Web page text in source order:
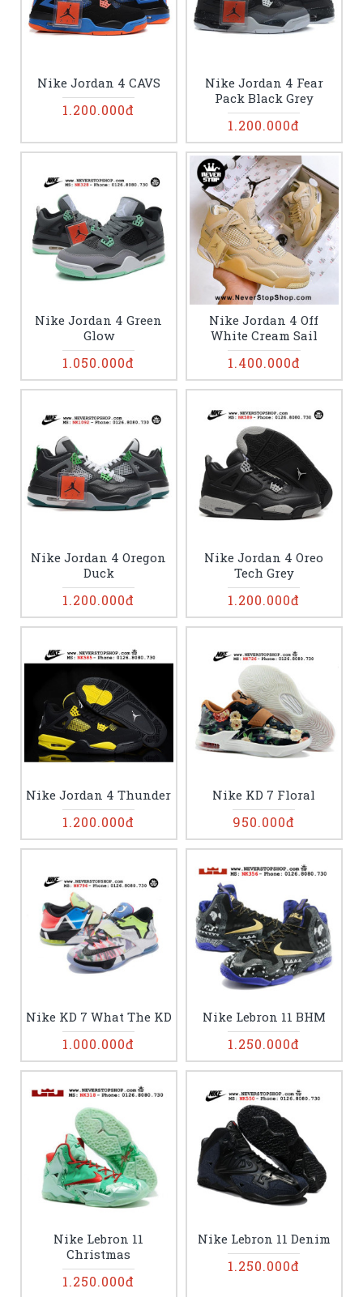
Nike Jordan 4 CAVS
1.200.000đ
Nike Jordan 4 Fear
Pack Black Grey
1.200.000đ
Nike Jordan 4 Green
Glow
1.050.000đ
Nike Jordan 4 Off
White Cream Sail
1.400.000đ
Nike Jordan 4 Oregon
Duck
1.200.000đ
Nike Jordan 4 Oreo
Tech Grey
1.200.000đ
Nike Jordan 4 Thunder
1.200.000đ
Nike KD 7 Floral
950.000đ
Nike KD 7 What The KD
1.000.000đ
Nike Lebron 11 BHM
1.250.000đ
Nike Lebron 11
Christmas
1.250.000đ
Nike Lebron 11 Denim
1.250.000đ